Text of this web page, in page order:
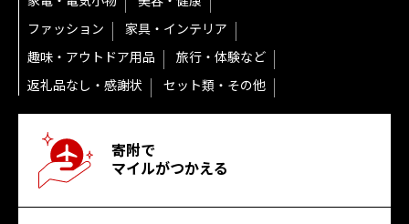
ファッション
家具・インテリア
趣味・アウトドア用品
旅行・体験など
返礼品なし・感謝状
セット類・その他
寄附で
マイルがつかえる